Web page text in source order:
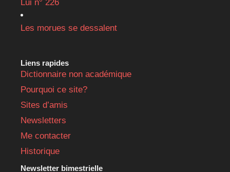
Lui n° 226
Les morues se dessalent
Liens rapides
Dictionnaire non académique
Pourquoi ce site?
Sites d’amis
Newsletters
Me contacter
Historique
Newsletter bimestrielle